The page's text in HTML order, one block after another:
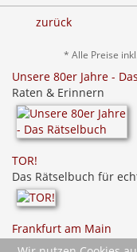
zurück
* Alle Preise
Unsere 80er Jahre -
Raten & Erinnern
TOR!
Das Rätselbuch für
Frankfurt am Main
Das Rätselbuch